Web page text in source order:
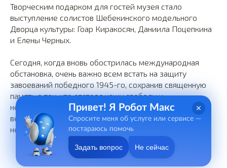
Творческим подарком для гостей музея стало
выступление солистов Шебекинского модельного
Дворца культуры: Гоар Киракосян, Даниила Поцепкина
и Елены Черных.
Сегодня, когда вновь обострилась международная
обстановка, очень важно всем встать на защиту
завоеваний победного 1945-го, сохранив священную
память о тех, кто отстоял нашу свободу и
независимость. Сегодня уже внуки и правнуки
ветеранов защищают память о войне и борются с
неонацизмом.
Привет! Я Робот Макс
Спросите меня об услуге или сервисе —
постараюсь помочь
Задать вопрос Не сейчас